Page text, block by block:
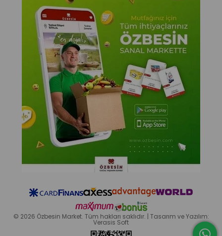
© 2026 Özbesin Market. Tüm hakları saklıdır. | Tasarım ve Yazılım:
Verasis Soft